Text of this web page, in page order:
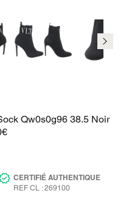
Qw0s0g96 38.5 Noir
CERTIFIÉ AUTHENTIQUE
REF CL : 269100